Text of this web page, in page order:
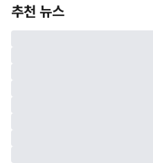
추천 뉴스